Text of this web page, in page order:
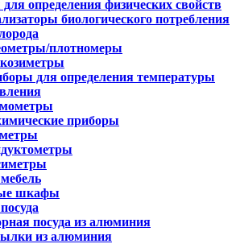
определения физических свойств
биологического потребления
плотномеры
для определения температуры
приборы
шкафы
посуда из алюминия
из алюминия